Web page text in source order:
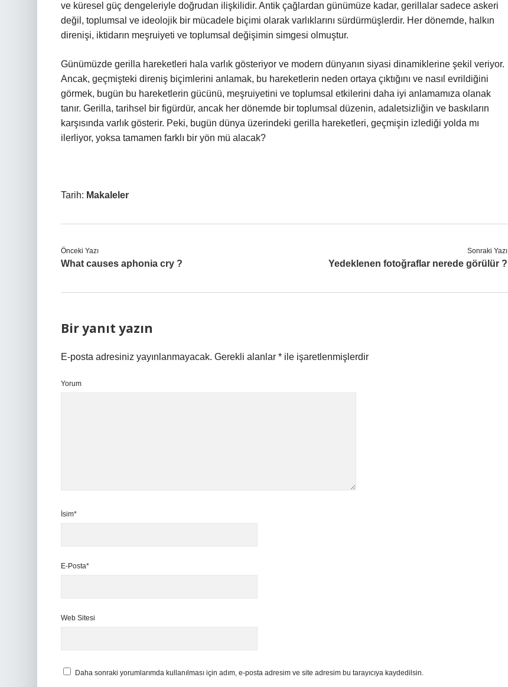
ve küresel güç dengeleriyle doğrudan ilişkilidir. Antik çağlardan günümüze kadar, gerillalar sadece askeri
değil, toplumsal ve ideolojik bir mücadele biçimi olarak varlıklarını sürdürmüşlerdir. Her dönemde, halkın
direnişi, iktidarın meşruiyeti ve toplumsal değişimin simgesi olmuştur.
Günümüzde gerilla hareketleri hala varlık gösteriyor ve modern dünyanın siyasi dinamiklerine şekil veriyor.
Ancak, geçmişteki direniş biçimlerini anlamak, bu hareketlerin neden ortaya çıktığını ve nasıl evrildiğini
görmek, bugün bu hareketlerin gücünü, meşruiyetini ve toplumsal etkilerini daha iyi anlamamıza olanak
tanır. Gerilla, tarihsel bir figürdür, ancak her dönemde bir toplumsal düzenin, adaletsizliğin ve baskıların
karşısında varlık gösterir. Peki, bugün dünya üzerindeki gerilla hareketleri, geçmişin izlediği yolda mı
ilerliyor, yoksa tamamen farklı bir yön mü alacak?
Tarih: Makaleler
Önceki Yazı
What causes aphonia cry ?
Sonraki Yazı
Yedeklenen fotoğraflar nerede görülür ?
Bir yanıt yazın
E-posta adresiniz yayınlanmayacak. Gerekli alanlar * ile işaretlenmişlerdir
Yorum
İsim*
E-Posta*
Web Sitesi
Daha sonraki yorumlarımda kullanılması için adım, e-posta adresim ve site adresim bu tarayıcıya kaydedilsin.